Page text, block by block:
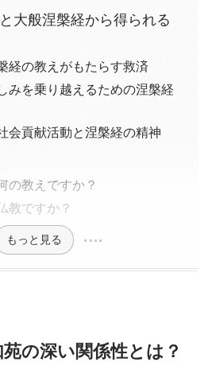
大般涅槃経から得られる
経の教えがもたらす救済
みを乗り越えるための涅槃経
会貢献活動と涅槃経の精神
の教えですか？
教ですか？
もっと見る
の深い関係性とは？